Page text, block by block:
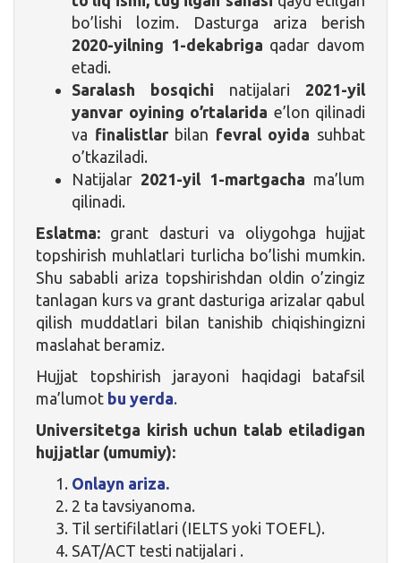
bo’lishi lozim. Dasturga ariza berish
2020-yilning 1-dekabriga qadar davom
etadi.
Saralash bosqichi natijalari 2021-yil
yanvar oyining o’rtalarida e’lon qilinadi
va finalistlarbilan fevral oyida suhbat
o’tkaziladi.
Natijalar 2021-yil 1-martgacha ma’lum
qilinadi.
Eslatma: grant dasturi va oliygohga hujjat
topshirish muhlatlari turlicha bo’lishi mumkin.
Shu sababli ariza topshirishdan oldin o’zingiz
tanlagan kurs va grant dasturiga arizalar qabul
qilish muddatlari bilan tanishib chiqishingizni
maslahat beramiz.
Hujjat topshirish jarayoni haqidagi batafsil
ma’lumot bu yerda.
Universitetga kirish uchun talab etiladigan
hujjatlar (umumiy):
Onlayn ariza.
2 ta tavsiyanoma.
Til sertifilatlari (IELTS yoki TOEFL).
SAT/ACT testi natijalari .